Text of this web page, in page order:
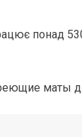
понад
маты